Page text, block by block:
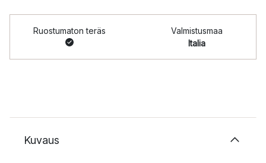
Ruostumaton teräs
Valmistusmaa
Italia
Kuvaus